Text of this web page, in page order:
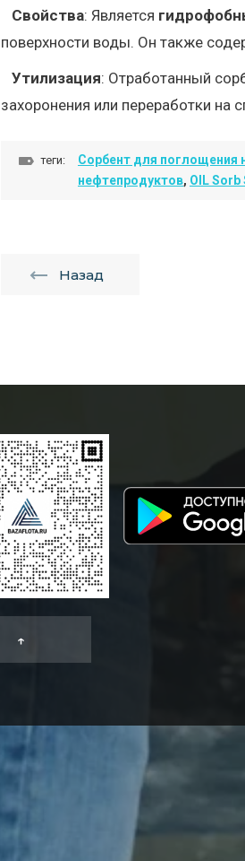
Свойства: Является
поверхности воды. Он также
Утилизация: Отработанный
захоронения или переработки на
теги: Сорбент для поглощения
нефтепродуктов, OIL Sorb
Назад
↑